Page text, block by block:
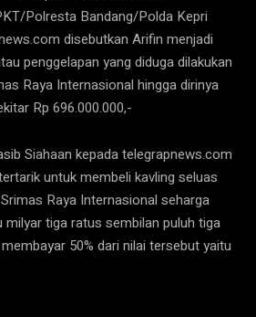
Polresta Bandang/Polda Kepri
disebutkan Arifin menjadi
penggelapan yang diduga dilakukan
Raya Internasional hingga dirinya
Rp 696.000.000,-
Siahaan kepada telegrapnews.com
untuk membeli kavling seluas
Raya Internasional seharga
milyar tiga ratus sembilan puluh tiga
50% dari nilai tersebut yaitu